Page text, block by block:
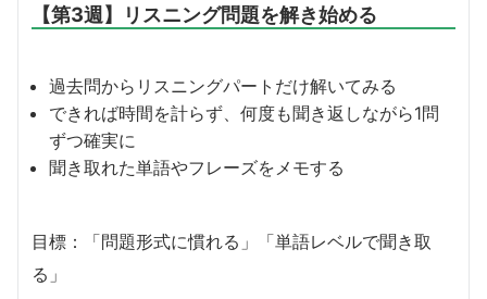
【第3週】リスニング問題を解き始める
過去問からリスニングパートだけ解いてみる
できれば時間を計らず、何度も聞き返しながら1問
ずつ確実に
聞き取れた単語やフレーズをメモする
目標：「問題形式に慣れる」「単語レベルで聞き取
る」